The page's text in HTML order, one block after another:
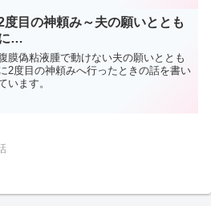
度目の神頼み～夫の願いととも
…
膜偽粘液腫で動けない夫の願いととも
2度目の神頼みへ行ったときの話を書い
います。